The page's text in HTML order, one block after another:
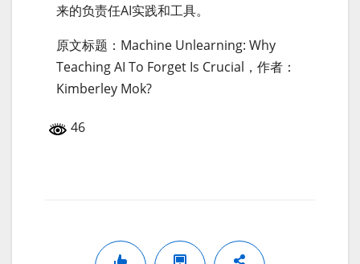
来的负责任AI实践和工具。
原文标题：Machine Unlearning: Why
Teaching AI To Forget Is Crucial，作者：
Kimberley Mok?
46